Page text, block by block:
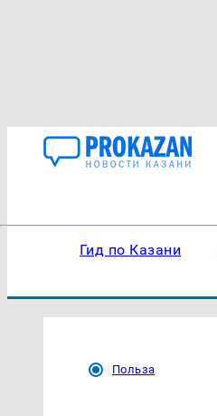
Гид по Казани
Польза